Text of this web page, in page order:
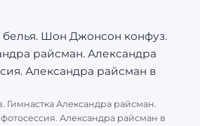
Александра райсман.
Александра райсман в